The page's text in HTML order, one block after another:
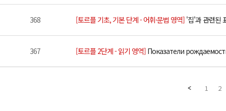
368 [토르플 기초, 기본 단계 - 어휘·문법 영역] '집'과 관련된
367 [토르플 2단계 - 읽기 영역] Показатели
1 2